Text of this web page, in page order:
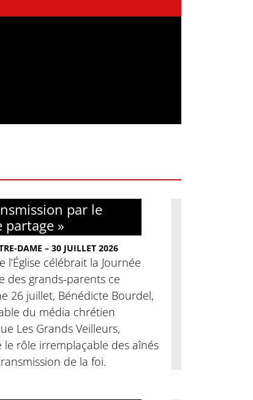
par le
partage »
DAME – 30 JUILLET 2026
l’Église célébrait la Journée
des grands-parents ce
26 juillet, Bénédicte Bourdel,
du média chrétien
Les Grands Veilleurs,
le rôle irremplaçable des aînés
de la foi.